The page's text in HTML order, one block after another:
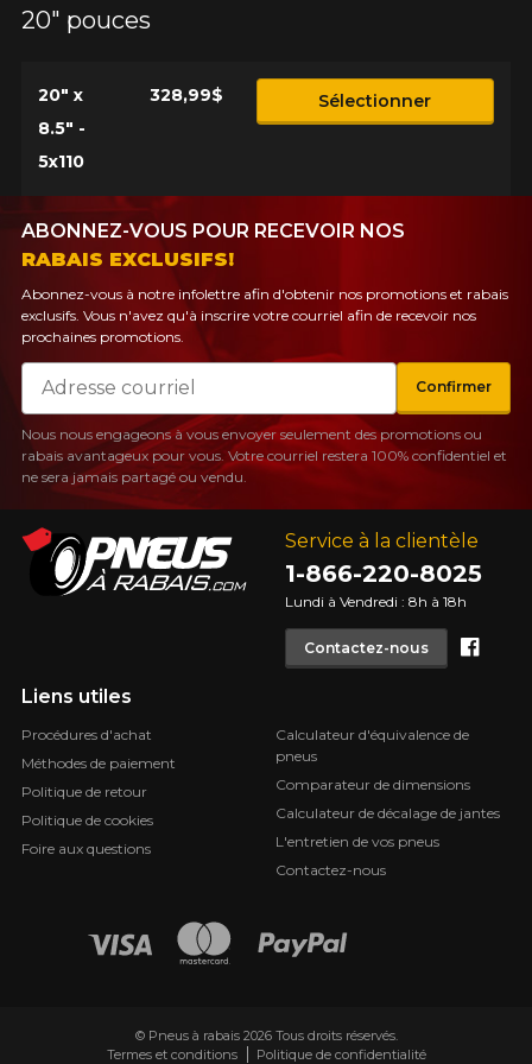
20" pouces
20" x
8.5" -
5x110
328,99$ Sélectionner
Service à la clientèle
1-866-220-8025
Lundi à Vendredi : 8h à 18h
Contactez-nous
Liens utiles
Procédures d'achat
Méthodes de paiement
Politique de retour
Politique de cookies
Foire aux questions
Calculateur d'équivalence de
pneus
Comparateur de dimensions
Calculateur de décalage de jantes
L'entretien de vos pneus
Contactez-nous
ABONNEZ-VOUS POUR RECEVOIR NOS
RABAIS EXCLUSIFS!
Abonnez-vous à notre infolettre afin d'obtenir nos promotions et rabais
exclusifs. Vous n'avez qu'à inscrire votre courriel afin de recevoir nos
prochaines promotions.
Courriel
Confirmer
Nous nous engageons à vous envoyer seulement des promotions ou
rabais avantageux pour vous. Votre courriel restera 100% confidentiel et
ne sera jamais partagé ou vendu.
© Pneus à rabais 2026 Tous droits réservés.
Termes et conditions
Politique de confidentialité